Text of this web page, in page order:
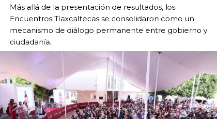
Más allá de la presentación de resultados, los
Encuentros Tlaxcaltecas se consolidaron como un
mecanismo de diálogo permanente entre gobierno y
ciudadanía.